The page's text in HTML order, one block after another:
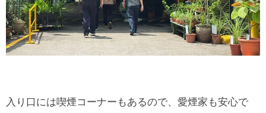
入り口には喫煙コーナーもあるので、愛煙家も安心で